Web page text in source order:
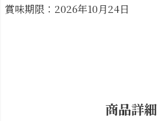
賞味期限：2026年10月24日
商品詳細